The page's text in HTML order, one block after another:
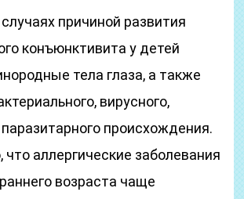
причиной развития
конъюнктивита у детей
тела глаза, а также
вирусного,
паразитарного происхождения.
что аллергические заболевания
возраста чаще